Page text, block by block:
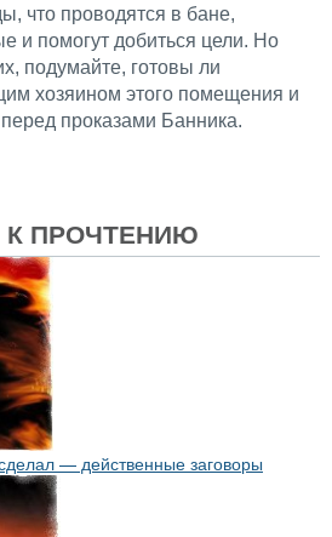
что проводятся в бане,
и помогут добиться цели. Но
подумайте, готовы ли
хозяином этого помещения и
перед проказами Банника.
ПРОЧТЕНИЮ
— действенные заговоры